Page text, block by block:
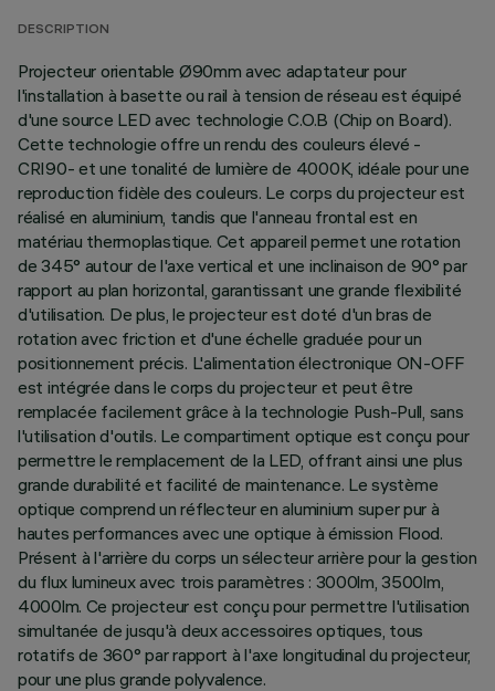
DESCRIPTION
Projecteur orientable Ø90mm avec adaptateur pour
l'installation à basette ou rail à tension de réseau est équipé
d'une source LED avec technologie C.O.B (Chip on Board).
Cette technologie offre un rendu des couleurs élevé -
CRI90- et une tonalité de lumière de 4000K, idéale pour une
reproduction fidèle des couleurs. Le corps du projecteur est
réalisé en aluminium, tandis que l'anneau frontal est en
matériau thermoplastique. Cet appareil permet une rotation
de 345° autour de l'axe vertical et une inclinaison de 90° par
rapport au plan horizontal, garantissant une grande flexibilité
d'utilisation. De plus, le projecteur est doté d'un bras de
rotation avec friction et d'une échelle graduée pour un
positionnement précis. L'alimentation électronique ON-OFF
est intégrée dans le corps du projecteur et peut être
remplacée facilement grâce à la technologie Push-Pull, sans
l'utilisation d'outils. Le compartiment optique est conçu pour
permettre le remplacement de la LED, offrant ainsi une plus
grande durabilité et facilité de maintenance. Le système
optique comprend un réflecteur en aluminium super pur à
hautes performances avec une optique à émission Flood.
Présent à l'arrière du corps un sélecteur arrière pour la gestion
du flux lumineux avec trois paramètres : 3000lm, 3500lm,
4000lm. Ce projecteur est conçu pour permettre l'utilisation
simultanée de jusqu'à deux accessoires optiques, tous
rotatifs de 360° par rapport à l'axe longitudinal du projecteur,
pour une plus grande polyvalence.